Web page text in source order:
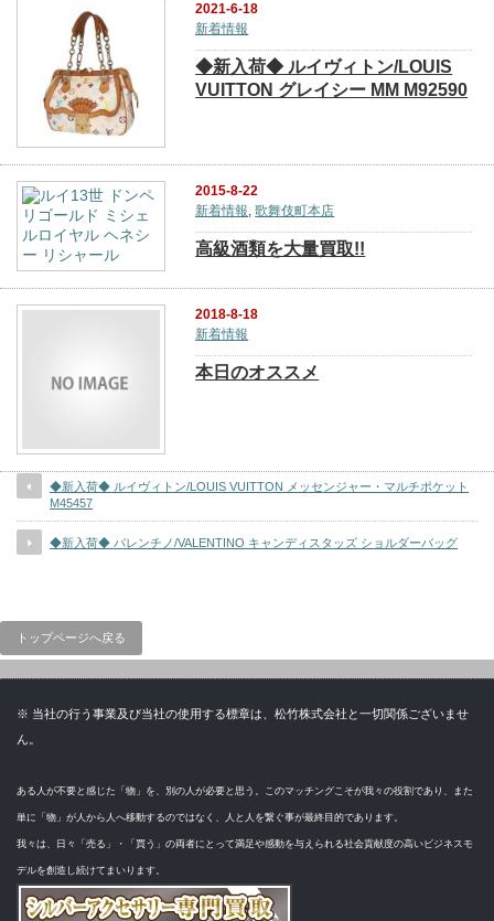
2021-6-18
新着情報
◆新入荷◆ ルイヴィトン/LOUIS
VUITTON グレイシー MM M92590
2015-8-22
新着情報,歌舞伎町本店
高級酒類を大量買取!!
2018-8-18
新着情報
本日のオススメ
◆新入荷◆ ルイヴィトン/LOUIS VUITTON メッセンジャー・マルチポケット
M45457
◆新入荷◆ バレンチノ/VALENTINO キャンディスタッズ ショルダーバッグ
トップページへ戻る
※ 当社の行う事業及び当社の使用する標章は、松竹株式会社と一切関係ございませ
ん。
ある人が不要と感じた「物」を、別の人が必要と思う。このマッチングこそが我々の役割であり、また
単に「物」が人から人へ移動するのではなく、人と人を繋ぐ事が最終目的であります。
我々は、日々「売る」・「買う」の両者にとって満足や感動を与えられる社会貢献度の高いビジネスモ
デルを創造し続けてまいります。